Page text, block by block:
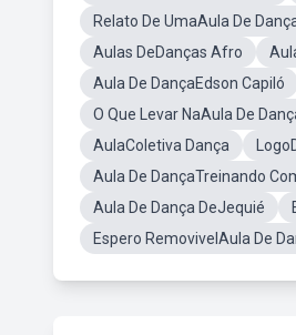
Relato De UmaAula De
Aulas DeDanças Afro
Aula De DançaEdson Capiló
O Que Levar NaAula De
AulaColetiva Dança
Aula De DançaTreinando
Aula De Dança DeJequié
Espero RemovivelAula De